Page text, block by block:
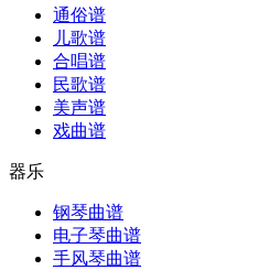
通俗谱
儿歌谱
合唱谱
民歌谱
美声谱
戏曲谱
器乐
钢琴曲谱
电子琴曲谱
手风琴曲谱